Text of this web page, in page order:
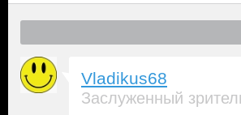
Vladikus68
Заслуженный